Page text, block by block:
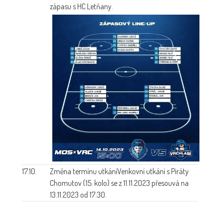
zápasu s HC Letňany.
17.10. Změna termínu utkáníVenkovní utkání s Piráty
Chomutov (15. kolo) se z 11.11.2023 přesouvá na
13.11.2023 od 17:30.